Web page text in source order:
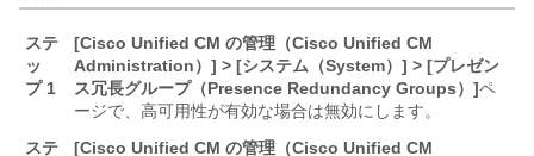
ステ
ッ
プ 1
[Cisco Unified CM の管理（Cisco Unified CM
Administration）] > [システム（System）] > [プレゼン
ス冗長グループ（Presence Redundancy Groups）]ペ
ージで、高可用性が有効な場合は無効にします。
ステ
[Cisco Unified CM の管理（Cisco Unified CM